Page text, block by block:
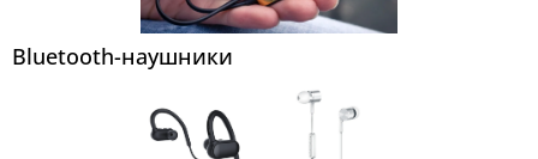
Bluetooth-наушники